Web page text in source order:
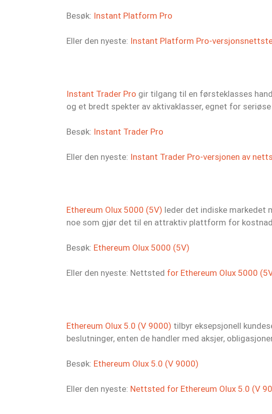
Besøk: Instant Platform Pro
Eller den nyeste: Instant Platform Pro-
Instant Trader Pro gir tilgang til en førsteklasses
og et bredt spekter av aktivaklasser, egnet for
Besøk: Instant Trader Pro
Eller den nyeste: Instant Trader Pro-versjonen av
Ethereum Olux 5000 (5V) leder det indiske markedet
noe som gjør det til en attraktiv plattform for
Besøk: Ethereum Olux 5000 (5V)
Eller den nyeste: Nettsted for Ethereum Olux 5000
Ethereum Olux 5.0 (V 9000) tilbyr eksepsjonell
beslutninger, enten de handler med aksjer,
Besøk: Ethereum Olux 5.0 (V 9000)
Eller den nyeste: Nettsted for Ethereum Olux 5.0 (V